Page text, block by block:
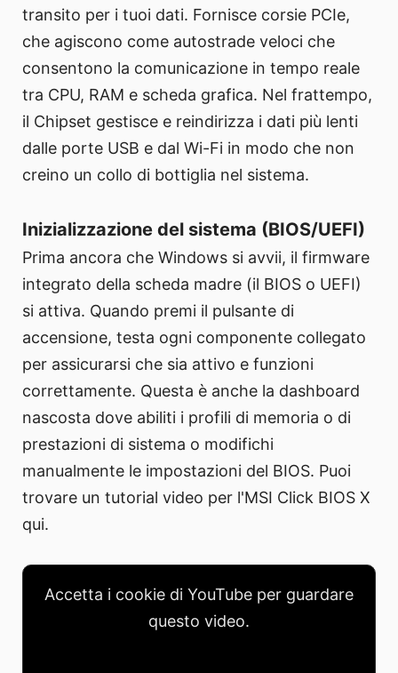
transito per i tuoi dati. Fornisce corsie PCIe,
che agiscono come autostrade veloci che
consentono la comunicazione in tempo reale
tra CPU, RAM e scheda grafica. Nel frattempo,
il Chipset gestisce e reindirizza i dati più lenti
dalle porte USB e dal Wi-Fi in modo che non
creino un collo di bottiglia nel sistema.
Inizializzazione del sistema (BIOS/UEFI)
Prima ancora che Windows si avvii, il firmware
integrato della scheda madre (il BIOS o UEFI)
si attiva. Quando premi il pulsante di
accensione, testa ogni componente collegato
per assicurarsi che sia attivo e funzioni
correttamente. Questa è anche la dashboard
nascosta dove abiliti i profili di memoria o di
prestazioni di sistema o modifichi
manualmente le impostazioni del BIOS. Puoi
trovare un tutorial video per l'MSI Click BIOS X
qui.
Accetta i cookie di YouTube per guardare
questo video.